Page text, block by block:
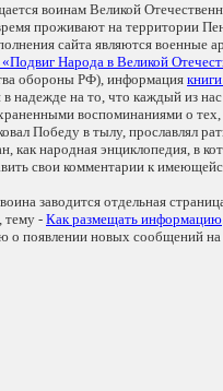
воинам Великой
проживают на территории
сайта являются военные
Народа в Великой
обороны РФ), информация
в надежде на то, что каждый из
воспоминаниями о
Победу в тылу, прославлял
как народная энциклопедия, в
свои комментарии к
заводится отдельная
тему - Как размещать информацию
появлении новых сообщений на